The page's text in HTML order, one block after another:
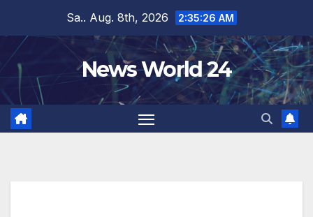
springen
Sa.. Aug. 8th, 2026 2:35:26 AM
News World 24